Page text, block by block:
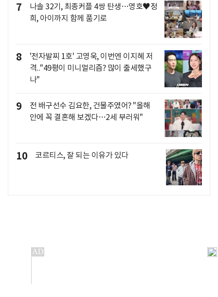
7
나솔 32기, 최종커플 4쌍 탄생…영호♥정
희, 아이까지 함께 품기로
8
'전자발찌 1호' 고영욱, 이번엔 이지혜 저
격.."49평이 미니멀리즘? 많이 출세했구
나"
9
전 배구선수 김요한, 건물주였어? "올해
안에 꼭 결혼해 보겠다…2세 부러워"
10 코르티스, 잘 되는 이유가 있다